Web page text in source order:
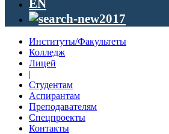
EN
Институты/Факультеты
Колледж
Лицей
|
Студентам
Аспирантам
Преподавателям
Спецпроекты
Контакты